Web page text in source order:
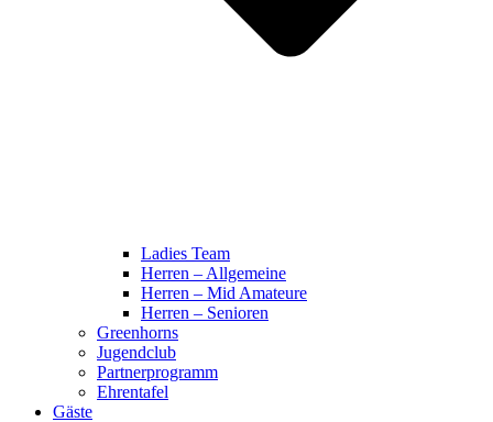
Ladies Team
Herren – Allgemeine
Herren – Mid Amateure
Herren – Senioren
Greenhorns
Jugendclub
Partnerprogramm
Ehrentafel
Gäste